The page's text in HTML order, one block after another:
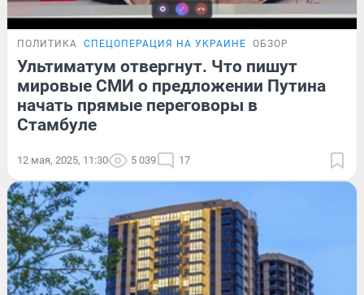
ПОЛИТИКА СПЕЦОПЕРАЦИЯ НА УКРАИНЕ ОБЗОР
Ультиматум отвергнут. Что пишут
мировые СМИ о предложении Путина
начать прямые переговоры в
Стамбуле
12 мая, 2025, 11:30 5 039 17